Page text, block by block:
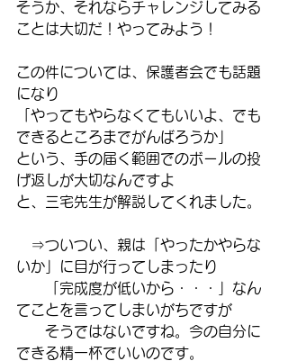
そうか、それならチャレンジしてみる
ことは大切だ！やってみよう！
この件については、保護者会でも話題
になり
「やってもやらなくてもいいよ、でも
できるところまでがんばろうか」
という、手の届く範囲でのボールの投
げ返しが大切なんですよ
と、三宅先生が解説してくれました。
⇒ついつい、親は「やったかやらな
いか」に目が行ってしまったり
「完成度が低いから・・・」なん
てことを言ってしまいがちですが
そうではないですね。今の自分に
できる精一杯でいいのです。